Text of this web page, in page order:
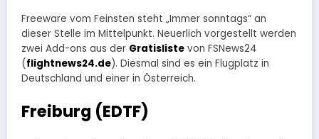
Freeware vom Feinsten steht „Immer sonntags“ an
dieser Stelle im Mittelpunkt. Neuerlich vorgestellt werden
zwei Add-ons aus der Gratisliste von FSNews24
(flightnews24.de). Diesmal sind es ein Flugplatz in
Deutschland und einer in Österreich.
Freiburg (EDTF)